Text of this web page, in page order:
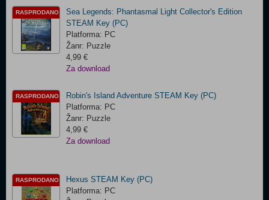
RASPRODANO
Sea Legends: Phantasmal Light Collector's Edition
STEAM Key (PC)
Platforma: PC
Žanr: Puzzle
4,99 €
Za download
RASPRODANO
Robin's Island Adventure STEAM Key (PC)
Platforma: PC
Žanr: Puzzle
4,99 €
Za download
RASPRODANO
Hexus STEAM Key (PC)
Platforma: PC